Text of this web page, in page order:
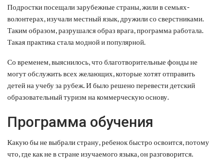
Подростки посещали зарубежные страны, жили в семьях-
волонтерах, изучали местный язык, дружили со сверстниками.
Таким образом, разрушался образ врага, программа работала.
Такая практика стала модной и популярной.
Со временем, выяснилось, что благотворительные фонды не
могут обслужить всех желающих, которые хотят отправить
детей на учебу за рубеж. И было решено перевести детский
образовательный туризм на коммерческую основу.
Программа обучения
Какую бы не выбрали страну, ребенок быстро освоится, потому
что, где как не в стране изучаемого языка, он разговорится.